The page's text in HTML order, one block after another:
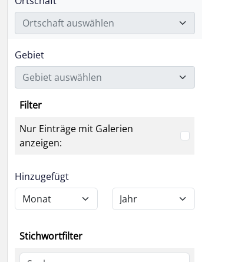
Ortschaft auswählen
Gebiet
Gebiet auswählen
Filter
Nur Einträge mit Galerien
anzeigen:
Hinzugefügt
Stichwortfilter